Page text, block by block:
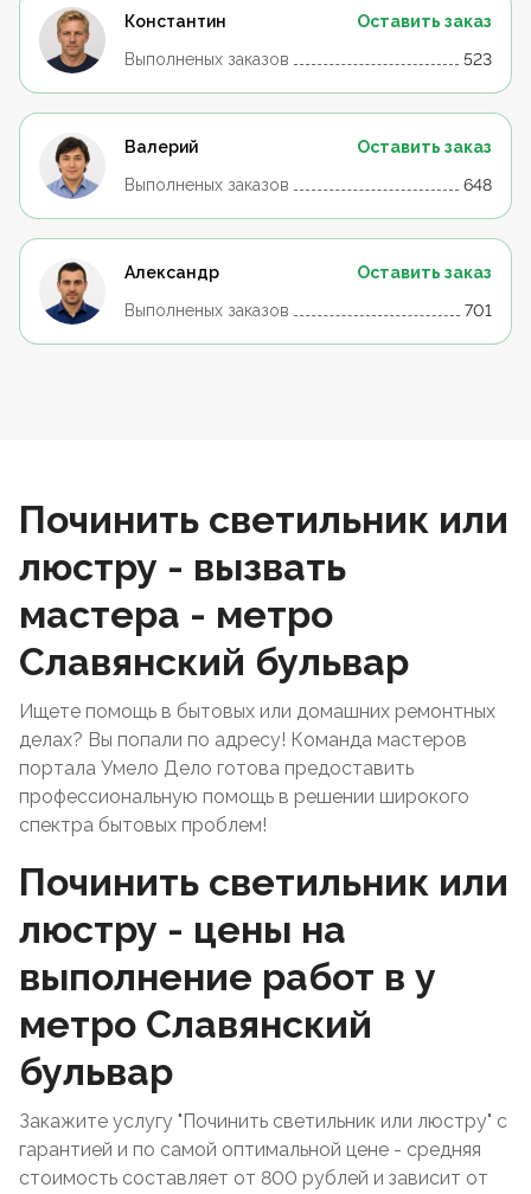
Константин
Оставить заказ
Выполненых заказов
523
Валерий
Оставить заказ
Выполненых заказов
648
Александр
Оставить заказ
Выполненых заказов
701
Починить светильник или
люстру - вызвать
мастера - метро
Славянский бульвар
Ищете помощь в бытовых или домашних ремонтных
делах? Вы попали по адресу! Команда мастеров
портала Умело Дело готова предоставить
профессиональную помощь в решении широкого
спектра бытовых проблем!
Починить светильник или
люстру - цены на
выполнение работ в у
метро Славянский
бульвар
Закажите услугу "Починить светильник или люстру" с
гарантией и по самой оптимальной цене - средняя
стоимость составляет от 800 рублей и зависит от